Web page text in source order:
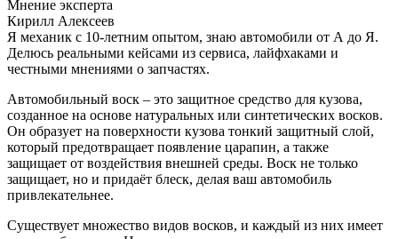
Мнение эксперта
Кирилл Алексеев
Я механик с 10-летним опытом, знаю автомобили от А до Я.
Делюсь реальными кейсами из сервиса, лайфхаками и
честными мнениями о запчастях.
Автомобильный воск – это защитное средство для кузова,
созданное на основе натуральных или синтетических восков.
Он образует на поверхности кузова тонкий защитный слой,
который предотвращает появление царапин, а также
защищает от воздействия внешней среды. Воск не только
защищает, но и придаёт блеск, делая ваш автомобиль
привлекательнее.
Существует множество видов восков, и каждый из них имеет